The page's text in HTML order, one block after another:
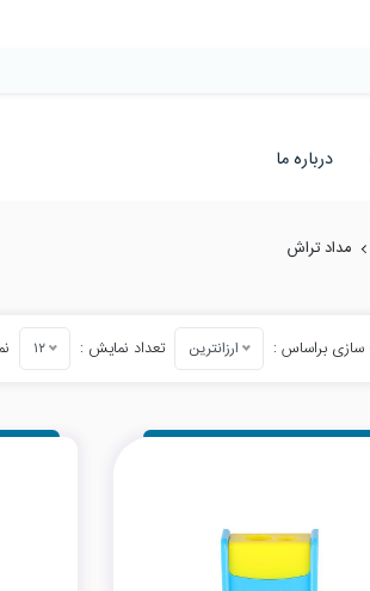
درباره ما
مداد تراش
براساس : ارزانترین تعداد نمایش : ۱۲